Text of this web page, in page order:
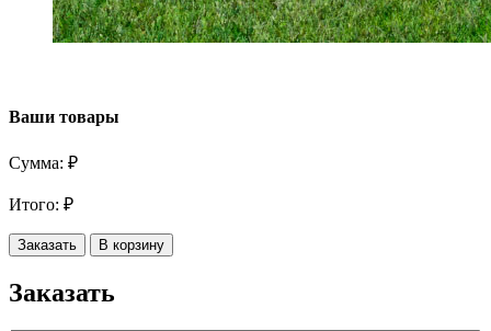
Ваши товары
Сумма: ₽
Итого: ₽
Заказать В корзину
Заказать